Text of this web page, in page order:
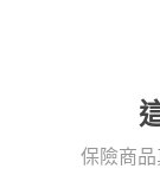
保險商品